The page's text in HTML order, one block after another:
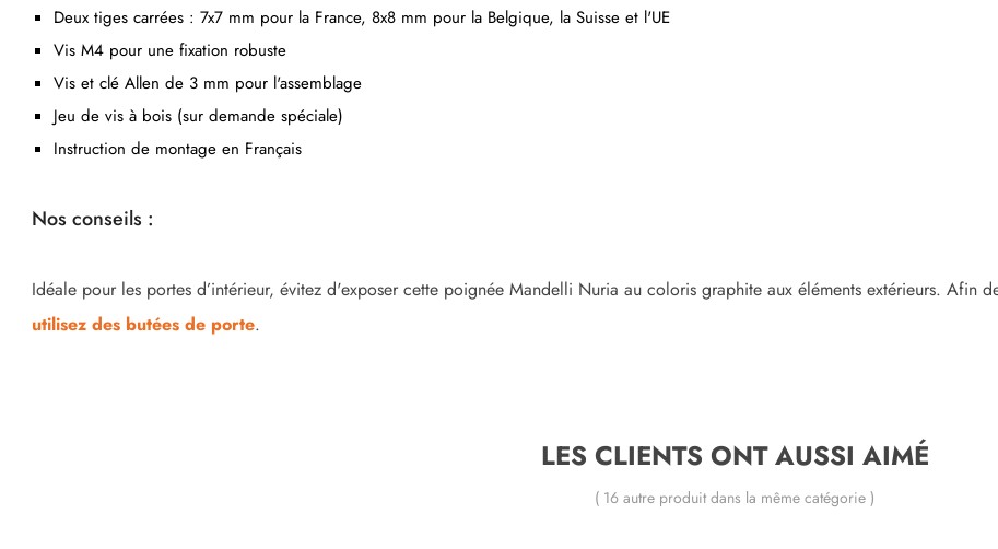
Deux tiges carrées : 7x7 mm pour la France, 8x8 mm pour la Belgique, la Suisse et l'UE
Vis M4 pour une fixation robuste
Vis et clé Allen de 3 mm pour l'assemblage
Jeu de vis à bois (sur demande spéciale)
Instruction de montage en Français
Nos conseils :
Idéale pour les portes d’intérieur, évitez d'exposer cette poignée Mandelli Nuria au coloris graphite aux éléments extérieurs. Afin
utilisez des butées de porte.
LES CLIENTS ONT AUSSI AIMÉ
( 16 autre produit dans la même catégorie )